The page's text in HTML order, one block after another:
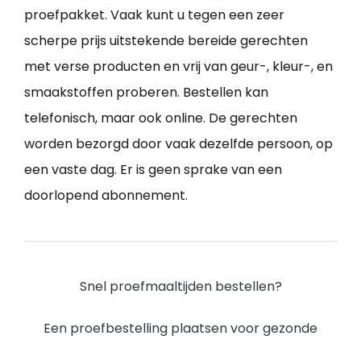
proefpakket. Vaak kunt u tegen een zeer
scherpe prijs uitstekende bereide gerechten
met verse producten en vrij van geur-, kleur-, en
smaakstoffen proberen. Bestellen kan
telefonisch, maar ook online. De gerechten
worden bezorgd door vaak dezelfde persoon, op
een vaste dag. Er is geen sprake van een
doorlopend abonnement.
Snel proefmaaltijden bestellen?
Een proefbestelling plaatsen voor gezonde